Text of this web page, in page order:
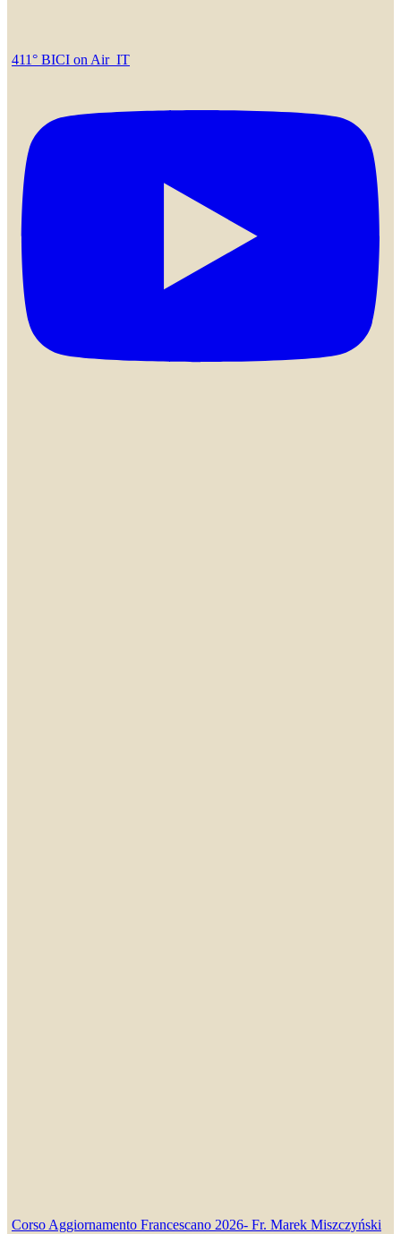
411° BICI on Air_IT
Corso Aggiornamento Francescano 2026- Fr. Marek Miszczyński